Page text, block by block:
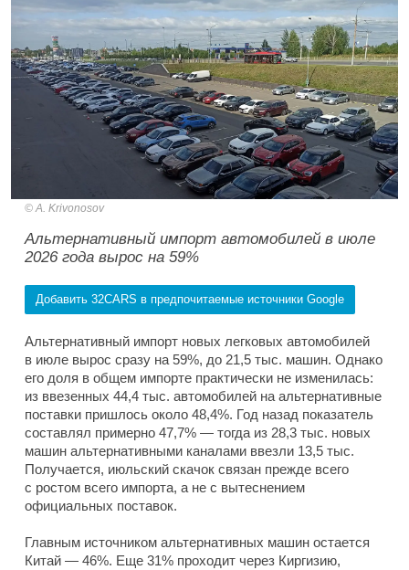
A. Krivonosov
Альтернативный импорт автомобилей в июле
2026 года вырос на 59%
Добавить 32CARS в предпочитаемые источники Google
Альтернативный импорт новых легковых автомобилей
в июле вырос сразу на 59%, до 21,5 тыс. машин. Однако
его доля в общем импорте практически не изменилась:
из ввезенных 44,4 тыс. автомобилей на альтернативные
поставки пришлось около 48,4%. Год назад показатель
составлял примерно 47,7% — тогда из 28,3 тыс. новых
машин альтернативными каналами ввезли 13,5 тыс.
Получается, июльский скачок связан прежде всего
с ростом всего импорта, а не с вытеснением
официальных поставок.
Главным источником альтернативных машин остается
Китай — 46%. Еще 31% проходит через Киргизию,